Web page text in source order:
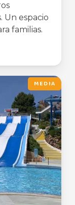
Un espacio
familias.
MEDIA